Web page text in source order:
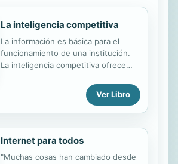
La inteligencia competitiva
La información es básica para el
funcionamiento de una institución.
La inteligencia competitiva ofrece
y circulación de información en una
empresa. Este libro explica cómo se
hace y cómo se aplica.
Ver Libro
Internet para todos
"Muchas cosas han cambiado desde